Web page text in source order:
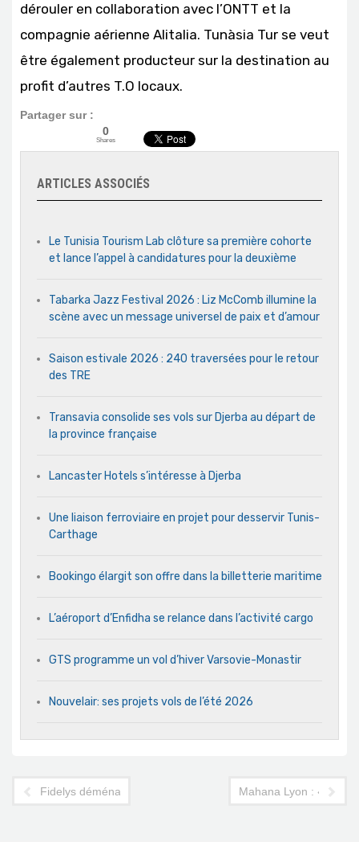
dérouler en collaboration avec l’ONTT et la
compagnie aérienne Alitalia. Tunà­sia Tur se veut
être également producteur sur la destination au
profit d’autres T.O locaux.
Partager sur :
0
Shares
ARTICLES ASSOCIÉS
Le Tunisia Tourism Lab clôture sa première cohorte
et lance l’appel à candidatures pour la deuxième
Tabarka Jazz Festival 2026 : Liz McComb illumine la
scène avec un message universel de paix et d’amour
Saison estivale 2026 : 240 traversées pour le retour
des TRE
Transavia consolide ses vols sur Djerba au départ de
la province française
Lancaster Hotels s’intéresse à Djerba
Une liaison ferroviaire en projet pour desservir Tunis-
Carthage
Bookingo élargit son offre dans la billetterie maritime
L’aéroport d’Enfidha se relance dans l’activité cargo
GTS programme un vol d’hiver Varsovie-Monastir
Nouvelair: ses projets vols de l’été 2026
Fidelys déménage Mahana Lyon : « la